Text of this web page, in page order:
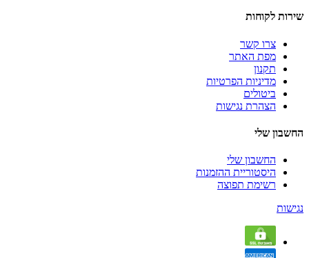
שירות לקוחות
צרו קשר
מפת האתר
תקנון
מדיניות הפרטיות
ביטולים
הצהרת נגישות
החשבון שלי
החשבון שלי
היסטוריית ההזמנות
רשימת תפוצה
נגישות